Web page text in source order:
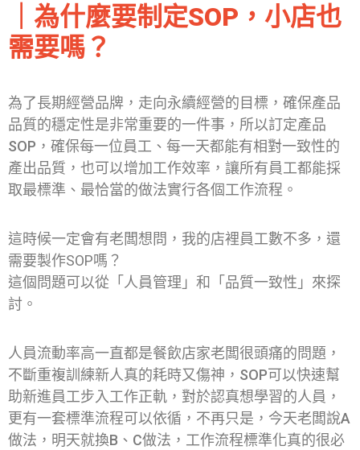
為什麼要制定SOP，小店也
需要嗎？
為了長期經營品牌，走向永續經營的目標，確保產品
品質的穩定性是非常重要的一件事，所以訂定產品
SOP，確保每一位員工、每一天都能有相對一致性的
產出品質，也可以增加工作效率，讓所有員工都能採
取最標準、最恰當的做法實行各個工作流程。
這時候一定會有老闆想問，我的店裡員工數不多，還
需要製作SOP嗎？
這個問題可以從「人員管理」和「品質一致性」來探
討。
人員流動率高一直都是餐飲店家老闆很頭痛的問題，
不斷重複訓練新人真的耗時又傷神，SOP可以快速幫
助新進員工步入工作正軌，對於認真想學習的人員，
更有一套標準流程可以依循，不再只是，今天老闆說A
做法，明天就換B、C做法，工作流程標準化真的很必